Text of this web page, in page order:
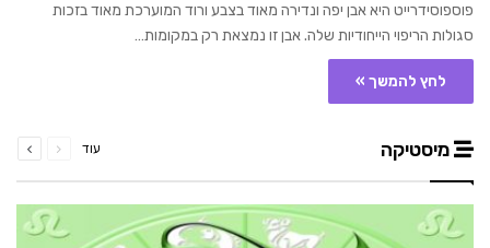
פוספוסידרייט היא אבן יפה ונדירה מאוד בצבע ורוד המוערכת מאוד בזכות
סגולות הריפוי הייחודיות שלה. אבן זו נמצאת רק במקומות…
לחץ להמשך »
מיסטיקה עודעמוד
עמוד